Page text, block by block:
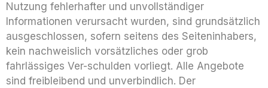
Nutzung fehlerhafter und unvollständiger
Informationen verursacht wurden, sind grundsätzlich
ausgeschlossen, sofern seitens des Seiteninhabers,
kein nachweislich vorsätzliches oder grob
fahrlässiges Ver-schulden vorliegt. Alle Angebote
sind freibleibend und unverbindlich. Der